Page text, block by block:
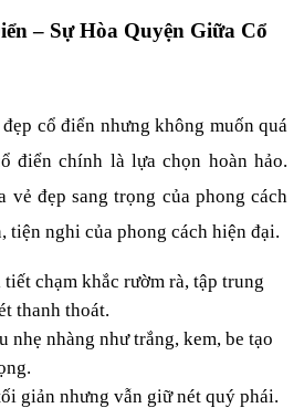
– Sự Hòa Quyện Giữa Cổ
cổ điển nhưng không muốn quá
điển chính là lựa chọn hoàn hảo.
vẻ đẹp sang trọng của phong cách
tiện nghi của phong cách hiện đại.
chạm khắc rườm rà, tập trung
thanh thoát.
nhẹ nhàng như trắng, kem, be tạo
giản nhưng vẫn giữ nét quý phái.